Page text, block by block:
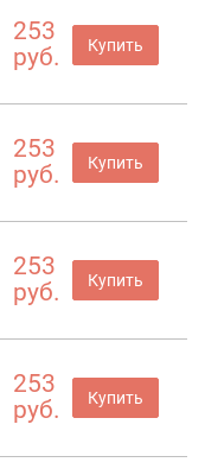
253
руб.
Купить
253
руб.
Купить
253
руб.
Купить
253
руб.
Купить